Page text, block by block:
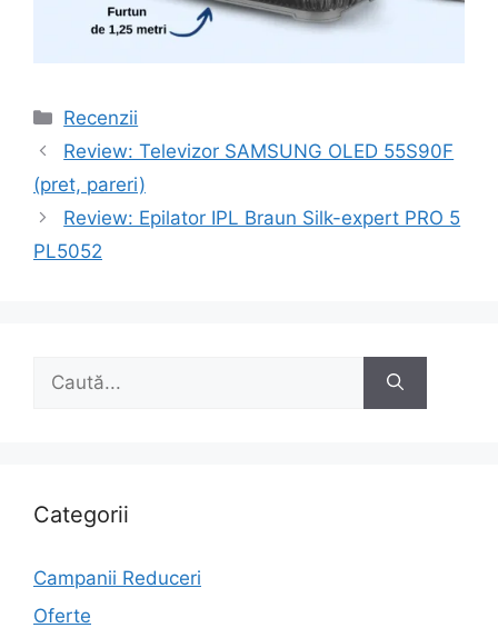
Categorii
Recenzii
Navigare
în
articole
Review: Televizor SAMSUNG OLED 55S90F
(pret, pareri)
Review: Epilator IPL Braun Silk-expert PRO 5
PL5052
Caută
Categorii
Campanii Reduceri
Oferte